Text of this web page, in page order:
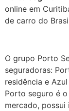
online em
de carro do
O grupo Porto
seguradoras:
residência e
Porto seguro é
mercado,